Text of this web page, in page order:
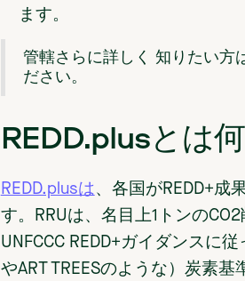
ます。
管轄さらに詳しく 知りたい方
ださい。
REDD.plusとは
REDD.plusは、各国がREDD+成
す。RRUは、名目上1トンの
UNFCCC REDD+ガイダンスに
やART TREESのような）炭素